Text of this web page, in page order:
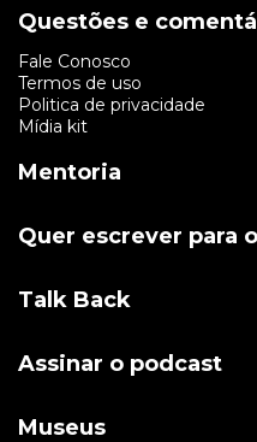
Questões e
Fale Conosco
Termos de uso
Politica de privacidade
Mídia kit
Mentoria
Quer escrever para
Talk Back
Assinar o podcast
Museus